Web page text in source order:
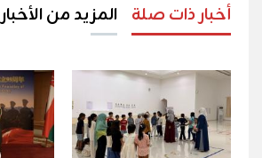
أخبار ذات صلة المزيد من الأخبار